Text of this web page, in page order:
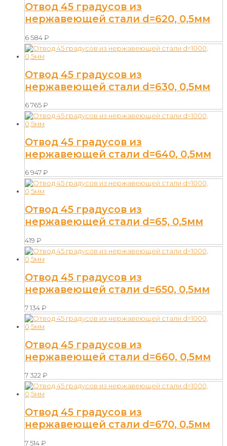
Отвод 45 градусов из
нержавеющей стали d=620, 0,5мм
6 584₽
Отвод 45 градусов из
нержавеющей стали d=630, 0,5мм
6 765₽
Отвод 45 градусов из
нержавеющей стали d=640, 0,5мм
6 947₽
Отвод 45 градусов из
нержавеющей стали d=65, 0,5мм
419 ₽
Отвод 45 градусов из
нержавеющей стали d=650, 0,5мм
7 134₽
Отвод 45 градусов из
нержавеющей стали d=660, 0,5мм
7 322₽
Отвод 45 градусов из
нержавеющей стали d=670, 0,5мм
7 514₽